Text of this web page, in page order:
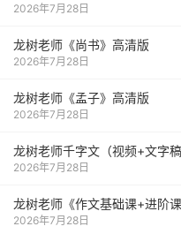
2026年7月28日
龙树老师《尚书》高清版
2026年7月28日
龙树老师《孟子》高清版
2026年7月28日
龙树老师千字文（视频+文字
2026年7月28日
龙树老师《作文基础课+进阶
2026年7月28日